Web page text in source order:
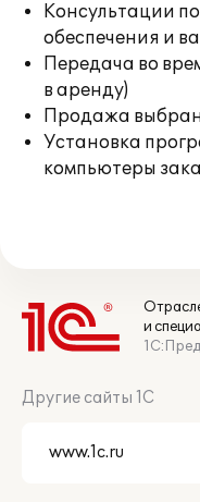
Консультации
обеспечения и
Передача во
в аренду)
Продажа
Установка
компьютеры
и
Другие сайты 1С